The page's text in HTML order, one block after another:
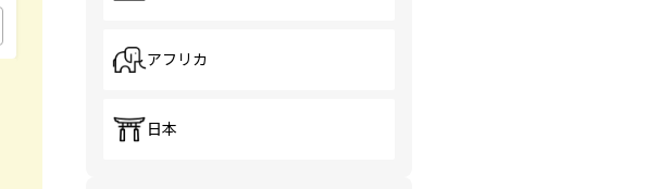
アフリカ
日本